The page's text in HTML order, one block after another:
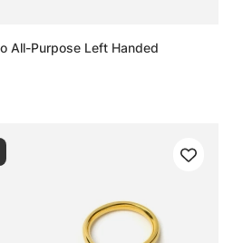
All-Purpose Left Handed